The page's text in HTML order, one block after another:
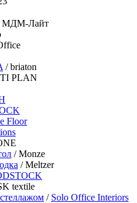
МДМ-Лайт
/ briaton
PLAN
Floor
/ Monze
/ Meltzer
textile
/ Solo Office Interiors